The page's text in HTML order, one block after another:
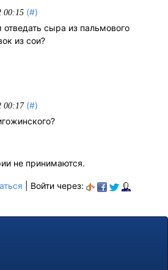
00:15 (#)
сыра из пальмового
из сои?
00:17 (#)
не принимаются.
| Войти через: